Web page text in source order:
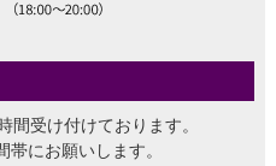
間受け付けております。
にお願いします。